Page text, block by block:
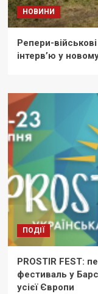
НОВИНИ
Репери-
інтерв’ю у
ПОДІЇ
PROSTIR FEST:
фестиваль у
усієї Європи